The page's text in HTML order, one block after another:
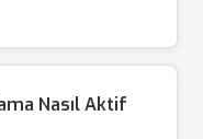
Nasıl Aktif